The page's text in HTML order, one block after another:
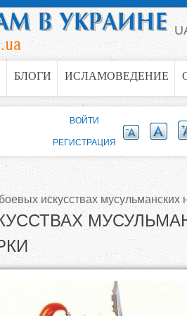
to navigation
БЛОГИ ИСЛАМОВЕДЕНИЕ
искусствах мусульманских
ВОЙТИ
РЕГИСТРАЦИЯ